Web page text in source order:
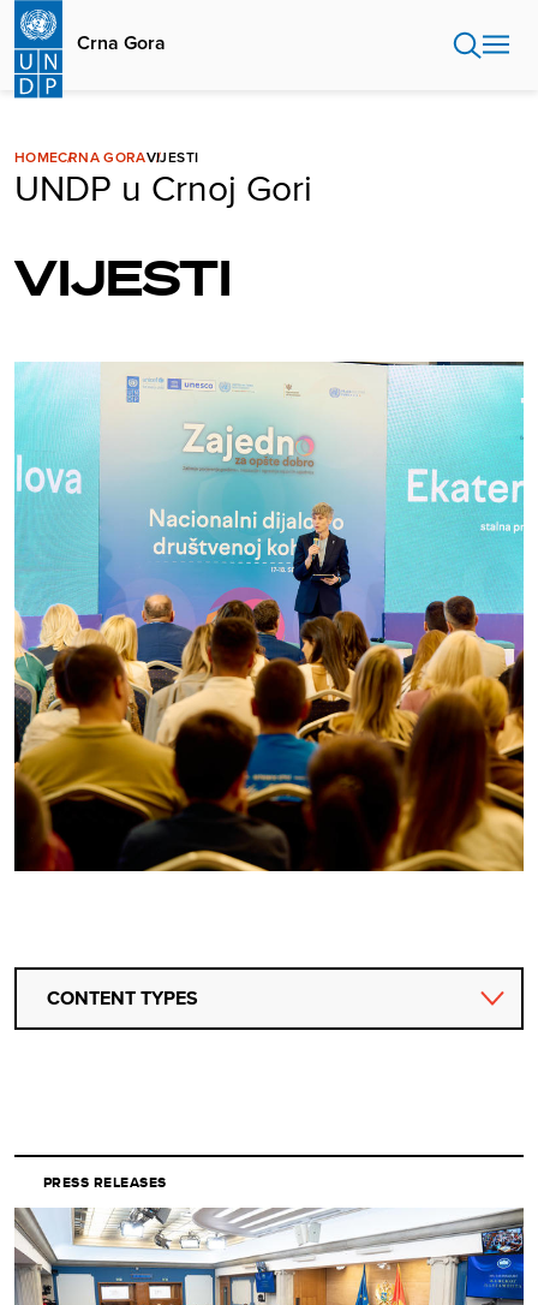
Skip
main
content
Crna Gora
HOMECRNA GORAVIJESTI
UNDP u Crnoj Gori
VIJESTI
CONTENT TYPES
PRESS RELEASES